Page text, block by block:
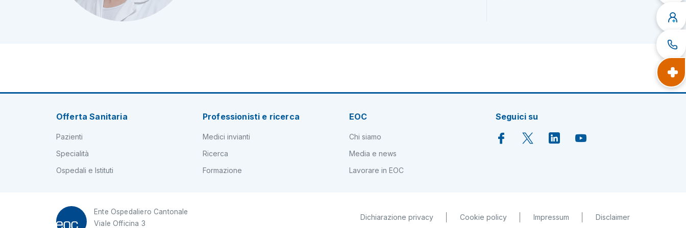
Offerta Sanitaria
Pazienti
Specialità
Ospedali e Istituti
Professionisti e ricerca
Medici invianti
Ricerca
Formazione
EOC
Chi siamo
Media e news
Lavorare in EOC
Seguici su
Ente Ospedaliero Cantonale
Viale Officina 3
Dichiarazione privacy Cookie policy Impressum Disclaimer